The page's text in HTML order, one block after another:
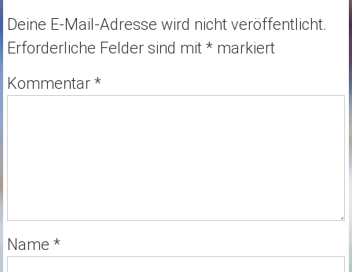
Deine E-Mail-Adresse wird nicht veröffentlicht.
Erforderliche Felder sind mit *markiert
Kommentar *
Name *